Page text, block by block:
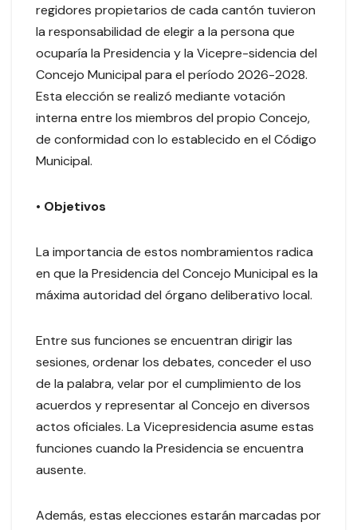
regidores propietarios de cada cantón tuvieron
la responsabilidad de elegir a la persona que
ocuparía la Presidencia y la Vicepre-sidencia del
Concejo Municipal para el período 2026-2028.
Esta elección se realizó mediante votación
interna entre los miembros del propio Concejo,
de conformidad con lo establecido en el Código
Municipal.
• Objetivos
La importancia de estos nombramientos radica
en que la Presidencia del Concejo Municipal es la
máxima autoridad del órgano deliberativo local.
Entre sus funciones se encuentran dirigir las
sesiones, ordenar los debates, conceder el uso
de la palabra, velar por el cumplimiento de los
acuerdos y representar al Concejo en diversos
actos oficiales. La Vicepresidencia asume estas
funciones cuando la Presidencia se encuentra
ausente.
Además, estas elecciones estarán marcadas por